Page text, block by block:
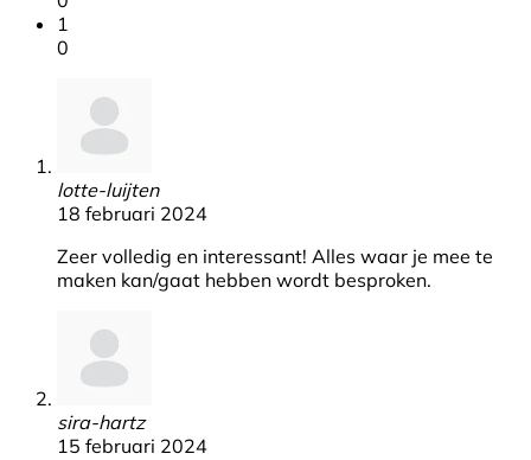
1
0
lotte-luijten
18 februari 2024
Zeer volledig en interessant! Alles waar je mee te
maken kan/gaat hebben wordt besproken.
sira-hartz
15 februari 2024